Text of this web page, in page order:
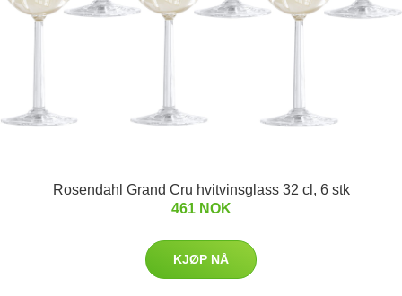
Rosendahl Grand Cru hvitvinsglass 32 cl, 6 stk
461 NOK
KJØP NÅ